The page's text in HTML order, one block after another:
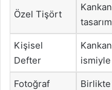
Özel Tişört
Kişisel
Defter
Fotoğraf
Birlikte